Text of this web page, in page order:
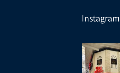
Instagram